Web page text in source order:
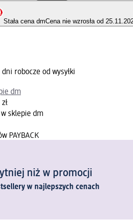
Stała cena dmCena nie wzrosła od
robocze od wysyłki
dm
sklepie dm
PAYBACK
niż w promocji
w najlepszych cenach